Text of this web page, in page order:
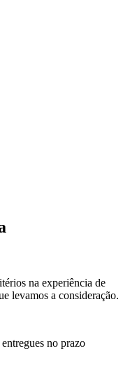
na experiência de
levamos a consideração.
no prazo